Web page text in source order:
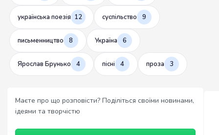
українська поезія 12 суспільство 9
письменництво 8 Україна 6
Ярослав Брунько 4 пісні 4 проза 3
Маєте про що розповісти? Поділіться своїми новинами,
ідеями та творчістю